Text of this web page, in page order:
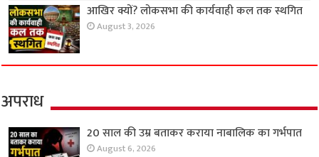
आखिर क्यों? लोकसभा की कार्यवाही कल तक स्थगित
August 3, 2026
अपराध
20 साल की उम्र बताकर कराया नाबालिक का गर्भपात
August 6, 2026